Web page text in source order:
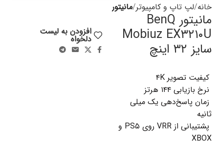
خانه لپ تاپ و کامپیوتر مانیتور
مانیتور BenQ
Mobiuz EX۳۲۱۰U
سایز ۳۲ اینچ
کیفیت تصویر ۴K
نرخ بازیابی ۱۴۴ هرتز
زمان پاسخ‌دهی یک میلی
ثانیه
پشتیبانی از VRR روی PS۵ و
XBOX
افزودن به لیست
دلخواه